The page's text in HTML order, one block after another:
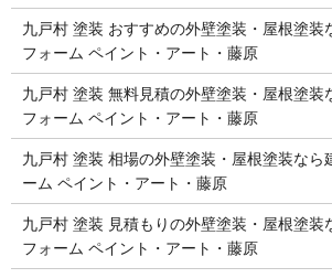
九戸村 塗装 おすすめの外壁塗装・屋根塗装
フォーム ペイント・アート・藤原
九戸村 塗装 無料見積の外壁塗装・屋根塗装
フォーム ペイント・アート・藤原
九戸村 塗装 相場の外壁塗装・屋根塗装なら
ーム ペイント・アート・藤原
九戸村 塗装 見積もりの外壁塗装・屋根塗装
フォーム ペイント・アート・藤原